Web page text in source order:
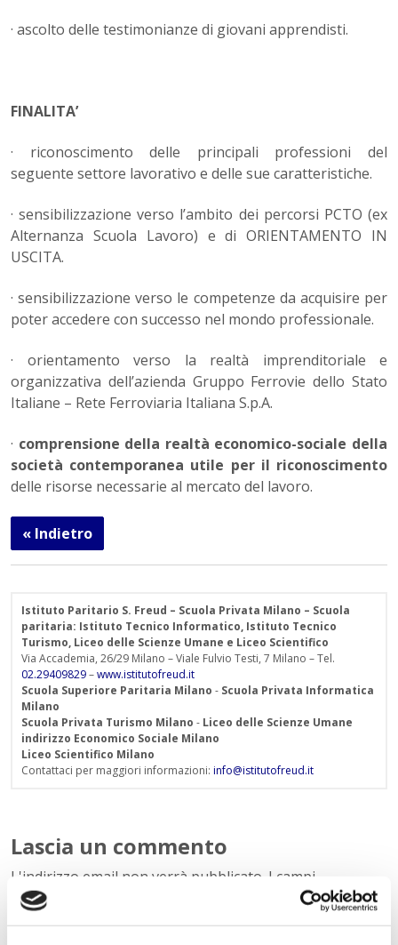
· ascolto delle testimonianze di giovani apprendisti.
FINALITA’
· riconoscimento delle principali professioni del
seguente settore lavorativo e delle sue caratteristiche.
· sensibilizzazione verso l’ambito dei percorsi PCTO (ex
Alternanza Scuola Lavoro) e di ORIENTAMENTO IN
USCITA.
· sensibilizzazione verso le competenze da acquisire per
poter accedere con successo nel mondo professionale.
· orientamento verso la realtà imprenditoriale e
organizzativa dell’azienda Gruppo Ferrovie dello Stato
Italiane – Rete Ferroviaria Italiana S.p.A.
· comprensione della realtà economico-sociale della
società contemporanea utile per il riconoscimento
delle risorse necessarie al mercato del lavoro.
« Indietro
Istituto Paritario S. Freud – Scuola Privata Milano – Scuola
paritaria: Istituto Tecnico Informatico, Istituto Tecnico
Turismo, Liceo delle Scienze Umane e Liceo Scientifico
Via Accademia, 26/29 Milano – Viale Fulvio Testi, 7 Milano – Tel.
02.29409829–www.istitutofreud.it
Scuola Superiore Paritaria Milano - Scuola Privata Informatica
Milano
Scuola Privata Turismo Milano - Liceo delle Scienze Umane
indirizzo Economico Sociale Milano
Liceo Scientifico Milano
Contattaci per maggiori informazioni: info@istitutofreud.it
Lascia un commento
L'indirizzo email non verrà pubblicato. I campi
obbligatori sono contrassegnati con